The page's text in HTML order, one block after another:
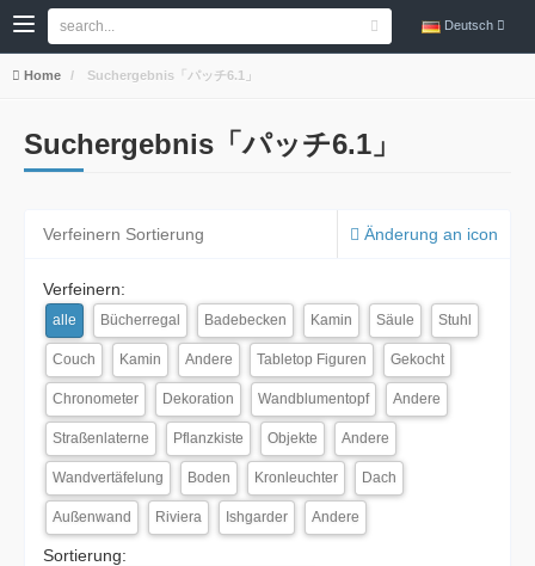
Deutsch
Home Suchergebnis「パッチ6.1」
Suchergebnis「パッチ6.1」
Verfeinern Sortierung Änderung an icon
Verfeinern:
alle Bücherregal Badebecken Kamin Säule Stuhl
Couch Kamin Andere Tabletop Figuren Gekocht
Chronometer Dekoration Wandblumentopf Andere
Straßenlaterne Pflanzkiste Objekte Andere
Wandvertäfelung Boden Kronleuchter Dach
Außenwand Riviera Ishgarder Andere
Sortierung: